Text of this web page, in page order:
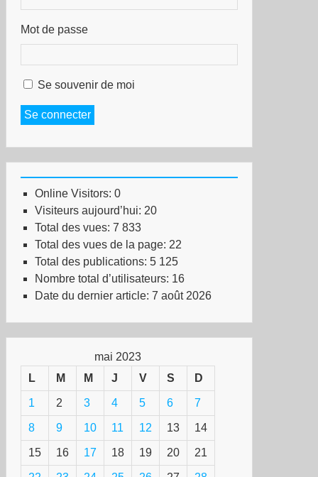
Mot de passe
Se souvenir de moi
Se connecter
Online Visitors: 0
Visiteurs aujourd’hui: 20
Total des vues: 7 833
Total des vues de la page: 22
Total des publications: 5 125
Nombre total d’utilisateurs: 16
Date du dernier article: 7 août 2026
mai 2023
L
M M J V S D
1 2 3 4 5 6 7
8 9 10 11 12 13 14
15 16 17 18 19 20 21